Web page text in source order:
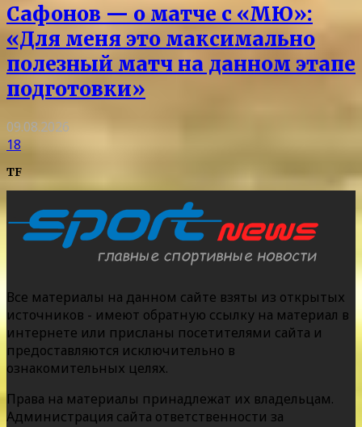
Сафонов — о матче с «МЮ»:
«Для меня это максимально
полезный матч на данном этапе
подготовки»
09.08.2026
18
TF
Все материалы на данном сайте взяты из открытых
источников - имеют обратную ссылку на материал в
интернете или присланы посетителями сайта и
предоставляются исключительно в
ознакомительных целях.
Права на материалы принадлежат их владельцам.
Администрация сайта ответственности за